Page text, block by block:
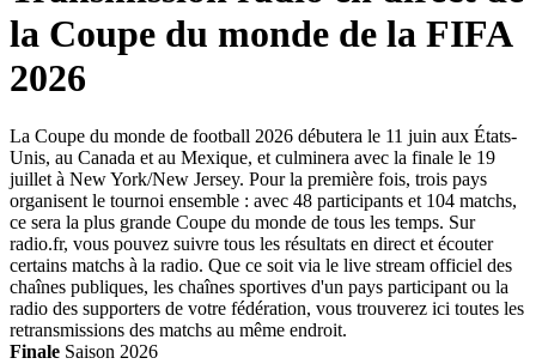
la Coupe du monde de la FIFA
2026
La Coupe du monde de football 2026 débutera le 11 juin aux États-
Unis, au Canada et au Mexique, et culminera avec la finale le 19
juillet à New York/New Jersey. Pour la première fois, trois pays
organisent le tournoi ensemble : avec 48 participants et 104 matchs,
ce sera la plus grande Coupe du monde de tous les temps. Sur
radio.fr, vous pouvez suivre tous les résultats en direct et écouter
certains matchs à la radio. Que ce soit via le live stream officiel des
chaînes publiques, les chaînes sportives d'un pays participant ou la
radio des supporters de votre fédération, vous trouverez ici toutes les
retransmissions des matchs au même endroit.
Finale Saison 2026